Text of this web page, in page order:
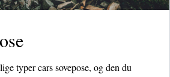
typer cars sovepose, og den du